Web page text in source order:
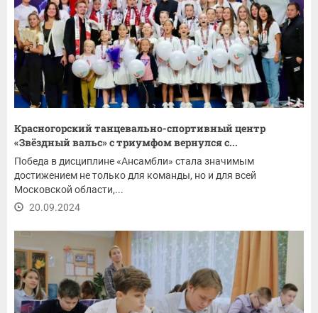
Красногорский танцевально-спортивный центр
«Звёздный вальс» с триумфом вернулся с...
Победа в дисциплине «Ансамбли» стала значимым
достижением не только для команды, но и для всей
Московской области,...
20.09.2024